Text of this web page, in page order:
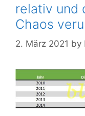
relativ und
Chaos
2. März 2021 by